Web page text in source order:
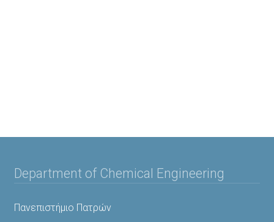
Department of Chemical Engineering
Πανεπιστήμιο Πατρών